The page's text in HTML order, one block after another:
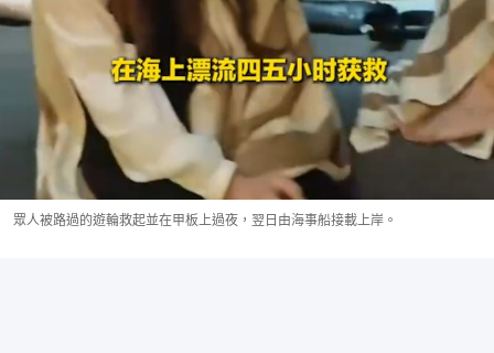
眾人被路過的遊輪救起並在甲板上過夜，翌日由海事船接載上岸。